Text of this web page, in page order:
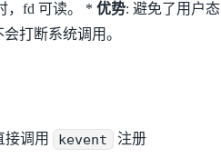
，fd 可读。 * 优势: 避免了用户态
打断系统调用。
接调用 kevent 注册